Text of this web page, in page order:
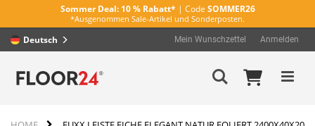
Sommer Deal: 10 % Rabatt* | Code SOMMER26
*Ausgenommen Sale-Artikel und Sonderposten.
Mein
Mein Wunschzettel Anmelden
Suche
Deutsch